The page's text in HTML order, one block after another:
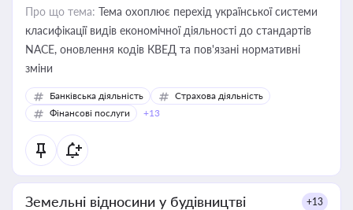
Про що тема: Тема охоплює перехід української системи
класифікації видів економічної діяльності до стандартів
NACE, оновлення кодів КВЕД та пов'язані нормативні
зміни
Банківська діяльність
Страхова діяльність
Фінансові послуги
+13
Земельні відносини у будівництві +13